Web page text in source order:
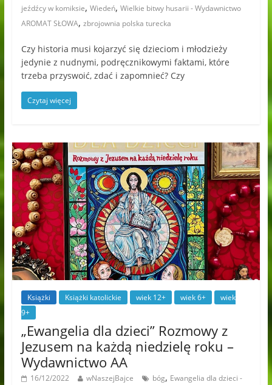
jeźdźcy w komiksie, Wiedeń, Wielkie bitwy husarii - Wydawnictwo
AROMAT SŁOWA, zbrojownia polska turecka
Czy historia musi kojarzyć się dzieciom i młodzieży
jedynie z nudnymi, podręcznikowymi faktami, które
trzeba przyswoić, zdać i zapomnieć? Czy
Czytaj więcej
Książki Książki katolickie wiek 12+ wiek 6+
wiek
9+
„Ewangelia dla dzieci” Rozmowy z
Jezusem na każdą niedzielę roku –
Wydawnictwo AA
16/12/2022 wNaszejBajce bóg, Ewangelia dla dzieci -